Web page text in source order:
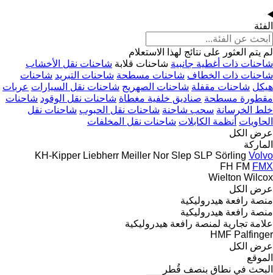
الفئة
لم يتم العثور على نتائج لهذا الاستعلام
شاحنات ذات أغطية جانبية شاحنات قلابة شاحنات نقل الأخشاب
شاحنات ذات الخطاف شاحنات مسطحة شاحنات التبريد شاحنات
هيكل شاحنات مقفلة شاحنات الصهريج شاحنات نقل السيارات عربات
مقطورة مسطحة صناديق خلفية مغطاة شاحنات نقل الوقود شاحنات
خلط الخرسانة سحب شاحنة شاحنات نقل الحبوب شاحنات نقل
الحاويات أنظمة الكابلات شاحنات نقل المخلفات
عرض الكل
الماركة
KH-Kipper Liebherr Meiller Nor Slep SLP Sörling Volvo
FH FM FMX
Wielton Wilcox
عرض الكل
منصة رافعة هيدروليكية
منصة رافعة هيدروليكية
علامة تجارية لمنصة رافعة هيدروليكية
HMF Palfinger
عرض الكل
الموقع
البحث في نطاق بنصف قُطر